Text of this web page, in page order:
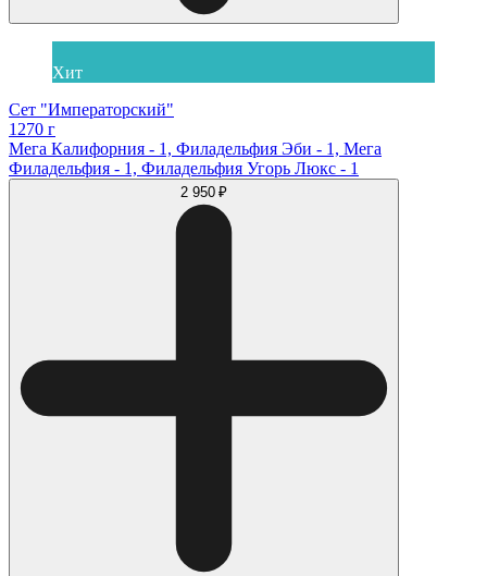
Хит
Сет "Императорский"
1270 г
Мега Калифорния - 1, Филадельфия Эби - 1, Мега
Филадельфия - 1, Филадельфия Угорь Люкс - 1
2 950 ₽